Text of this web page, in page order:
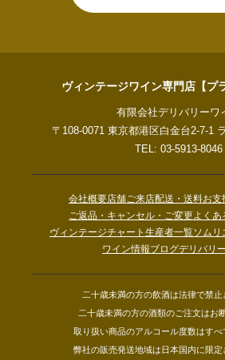
ヴィンテージワイン専門店【プ
有限会社デリバリーワ
〒108-0071 東京都港区白金台2-7-1
TEL: 03-5913-8046
会社概要店舗ご来店配送・送料お支
ご返品・キャンセル・ご変更よくあ
ヴィンテージチャート 生産者一覧ソムリ
ワイン情報ブログデリバリ
二十歳未満の方の飲酒は法律で禁
二十歳未満の方の酒類のご注文はお
取り扱い商品のアルコール度数はす
弊社の販売発送地域は日本国内に限